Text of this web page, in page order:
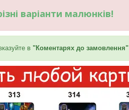
варіанти малюнків!
в "Коментарях до замовлення"